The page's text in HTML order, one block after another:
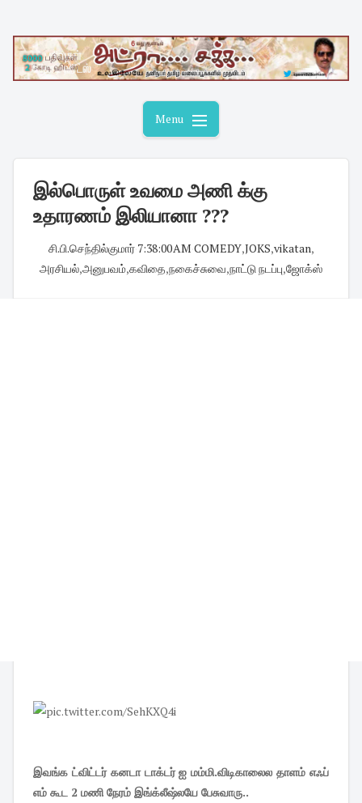
content
Menu
இல்பொருள் உவமை அணி க்கு
உதாரணம் இலியானா ???
சி.பி.செந்தில்குமார்· 7:38:00 AM COMEDY,JOKS,vikatan,
அரசியல்,அனுபவம்,கவிதை,நகைச்சுவை,நாட்டு நடப்பு,ஜோக்ஸ்
இவங்க ட்விட்டர் கனடா டாக்டர் ஐ மம்மி.விடிகாலைல தாளம் எஃப்
எம் கூட 2 மணி நேரம் இங்க்லீஷ்லயே பேசுவாரு..